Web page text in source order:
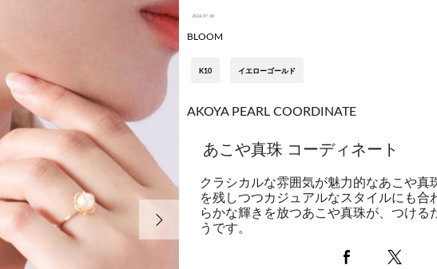
2024.07.30
BLOOM
K10 イエローゴールド
AKOYA PEARL COORDINATE
あこや真珠 コーディネート
クラシカルな雰囲気が魅力的なあこや真
を残しつつカジュアルなスタイルにも合
らかな輝きを放つあこや真珠が、つける
うです。